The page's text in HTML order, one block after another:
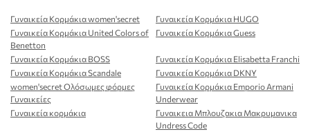
Γυναικεία Κορμάκια women'secret
Γυναικεία Κορμάκια HUGO
Γυναικεία Κορμάκια United Colors of
Benetton
Γυναικεία Κορμάκια Guess
Γυναικεία Κορμάκια BOSS
Γυναικεία Κορμάκια Elisabetta Franchi
Γυναικεία Κορμάκια Scandale
Γυναικεία Κορμάκια DKNY
women'secret Ολόσωμες φόρμες
Γυναικείες
Γυναικεία Κορμάκια Emporio Armani
Underwear
Γυναικεία κορμάκια
Γυναικεια Μπλουζακια Μακρυμανικα
Undress Code